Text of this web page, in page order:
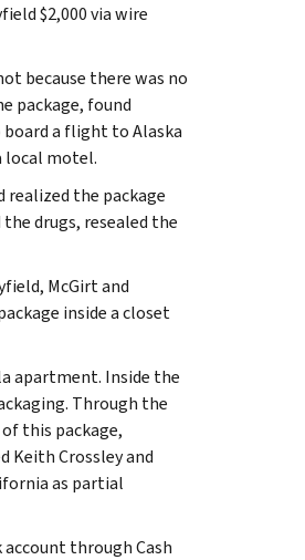
$2,000 via wire
because there was no
package, found
a flight to Alaska
local motel.
the package
drugs, resealed the
McGirt and
inside a closet
apartment. Inside the
Through the
this package,
Keith Crossley and
as partial
through Cash